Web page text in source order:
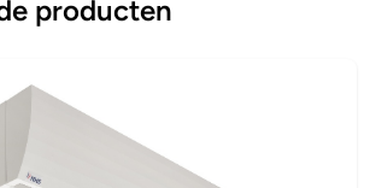
producten